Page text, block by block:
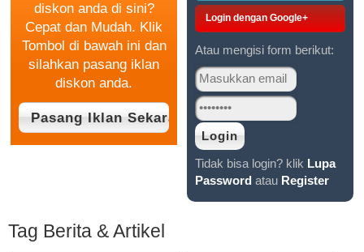
diskon anda di sini?
Cepat dan Mudah. Klik
Tombol di bawah ini dan
silahkan pasang iklan
diskon anda.
Login dengan Google+
Atau mengisi form berikut:
Tidak bisa login? klik Lupa
Password atau Register
Tag Berita & Artikel